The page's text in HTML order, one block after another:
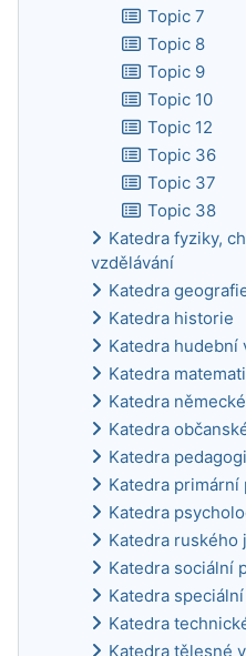
Topic 7
Topic 8
Topic 9
Topic 10
Topic 12
Topic 36
Topic 37
Topic 38
Katedra fyziky,
vzdělávání
Katedra
Katedra historie
Katedra hudební
Katedra
Katedra
Katedra
Katedra
Katedra primární
Katedra
Katedra ruského
Katedra sociální
Katedra
Katedra
Katedra tělesné